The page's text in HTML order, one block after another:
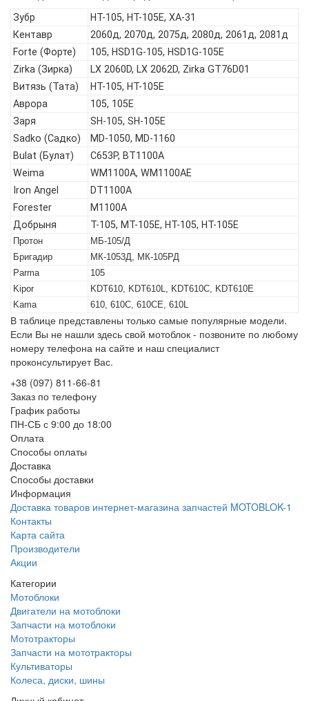
Зубр
HT-105, HT-105E, ХА-31
Кентавр
2060д, 2070д, 2075д, 2080д, 2061д, 2081д
Forte (Форте)
105, HSD1G-105, HSD1G-105E
Zirka (Зирка)
LX 2060D, LX 2062D, Zirka GT76D01
Витязь (Тата)
HT-105, HT-105E
Аврора
105, 105Е
Заря
SH-105, SH-105E
Sadko (Садко)
MD-1050, MD-1160
Bulat (Булат)
C653P, BT1100A
Weima
WM1100A, WM1100AE
Iron Angel
DT1100A
Forester
M1100A
Добрыня
T-105, МТ-105Е, НТ-105, НТ-105Е
Протон
МБ-105/Д
Бригадир
МК-1053Д, МК-105РД
Parma
105
Kipor
KDT610, KDT610L, KDT610C, KDT610E
Kama
610, 610C, 610CE, 610L
В таблице представлены только самые популярные модели.
Если Вы не нашли здесь свой мотоблок - позвоните по любому
номеру телефона на сайте и наш специалист
проконсультирует Вас.
+38 (097) 811-66-81
Заказ по телефону
График работы
ПН-СБ с 9:00 до 18:00
Оплата
Способы оплаты
Доставка
Способы доставки
Информация
Доставка товаров интернет-магазина запчастей MOTOBLOK-1
Контакты
Карта сайта
Производители
Акции
Категории
Мотоблоки
Двигатели на мотоблоки
Запчасти на мотоблоки
Мототракторы
Запчасти на мототракторы
Культиваторы
Колеса, диски, шины